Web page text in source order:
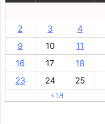
2
3 4
9
10 11
16
17 18
23
24 25
« 1月